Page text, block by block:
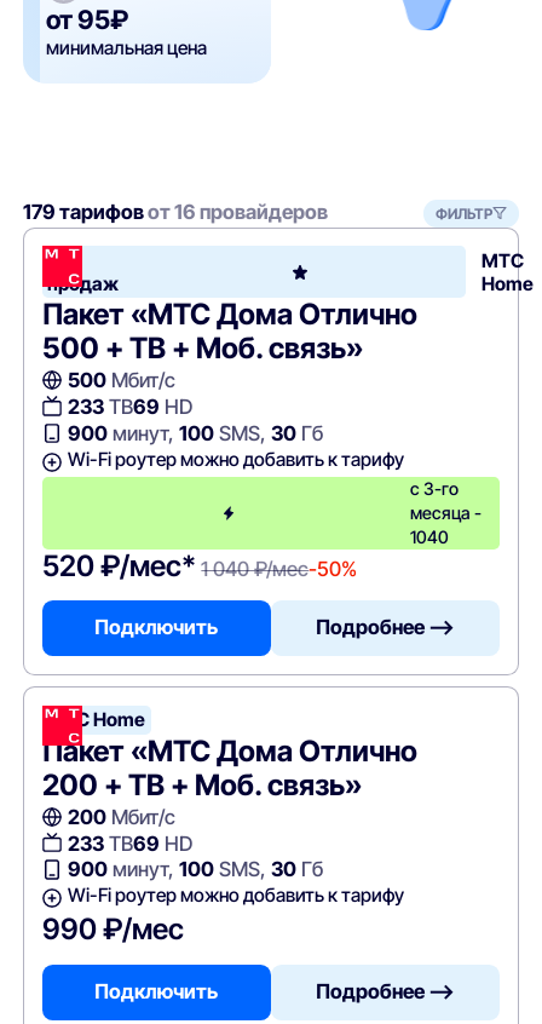
от 95₽
минимальная цена
179 тарифовот 16 провайдеров ФИЛЬТР
Хит
продаж
МТС
Home
Пакет «МТС Дома Отлично
500 + ТВ + Моб. связь»
500Мбит/с
233ТВ69 HD
900минут, 100SMS, 30Гб
Wi-Fi роутер можно добавить к тарифу
с 3-го
месяца -
1040
520 ₽/мес* 1 040 ₽/мес-50%
Подключить Подробнее —>
МТС Home
Пакет «МТС Дома Отлично
200 + ТВ + Моб. связь»
200Мбит/с
233ТВ69 HD
900минут, 100SMS, 30Гб
Wi-Fi роутер можно добавить к тарифу
990 ₽/мес
Подключить Подробнее —>